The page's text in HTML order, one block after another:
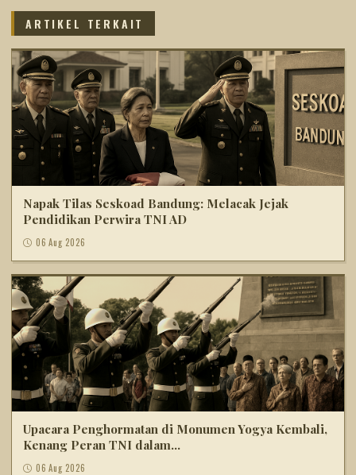
ARTIKEL TERKAIT
Napak Tilas Seskoad Bandung: Melacak Jejak
Pendidikan Perwira TNI AD
06 Aug 2026
Upacara Penghormatan di Monumen Yogya Kembali,
Kenang Peran TNI dalam...
06 Aug 2026